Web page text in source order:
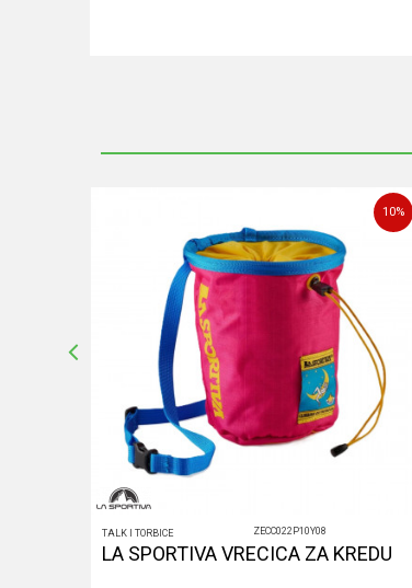
POŠALJI
10%
TALK I TORBICE ZECC022P10Y08
LA SPORTIVA VRECICA ZA KREDU